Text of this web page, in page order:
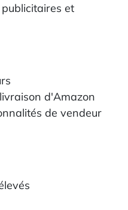
et
d'Amazon
de vendeur